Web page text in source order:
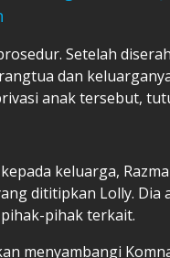
Setelah
dan
anak tersebut,
keluarga,
dititipkan Lolly. Dia
pihak terkait.
menyambangi